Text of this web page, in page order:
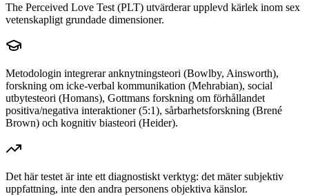
The Perceived Love Test (PLT) utvärderar upplevd kärlek inom sex
vetenskapligt grundade dimensioner.
Metodologin integrerar anknytningsteori (Bowlby, Ainsworth),
forskning om icke-verbal kommunikation (Mehrabian), social
utbytesteori (Homans), Gottmans forskning om förhållandet
positiva/negativa interaktioner (5:1), sårbarhetsforskning (Brené
Brown) och kognitiv biasteori (Heider).
Det här testet är inte ett diagnostiskt verktyg: det mäter subjektiv
uppfattning, inte den andra personens objektiva känslor.